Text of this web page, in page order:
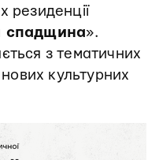
резиденції
спадщина».
з тематичних
нових культурних